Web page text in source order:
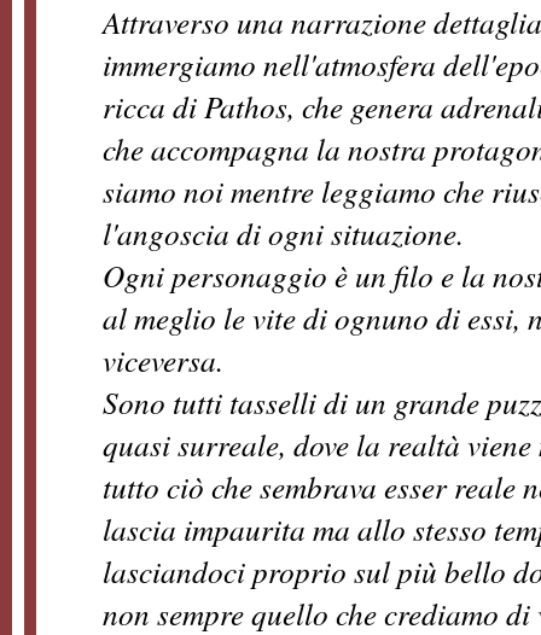
Attraverso una narrazione
immergiamo nell'atmosfera
ricca di Pathos, che genera
che accompagna la nostra
siamo noi mentre leggiamo che
l'angoscia di ogni situazione.
Ogni personaggio è un filo e la
al meglio le vite di ognuno di essi,
viceversa.
Sono tutti tasselli di un grande
quasi surreale, dove la realtà
tutto ciò che sembrava esser reale
lascia impaurita ma allo stesso
lasciandoci proprio sul più bello
non sempre quello che crediamo di